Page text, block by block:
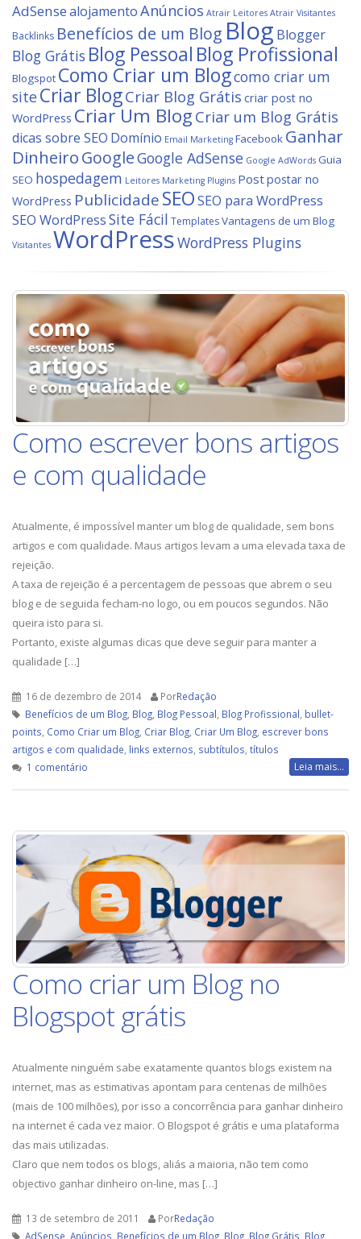
AdSensealojamentoAnúncios Atrair Leitores Atrair Visitantes
Backlinks Benefícios de um Blog Blog Blogger
Blog Grátis Blog Pessoal Blog Profissional
Blogspot Como Criar um Blogcomo criar um
siteCriar BlogCriar Blog Grátis criar post no
WordPress Criar Um Blog Criar um Blog Grátis
dicas sobre SEO Domínio Email Marketing Facebook Ganhar
DinheiroGoogleGoogle AdSense Google AdWords Guia
SEO hospedagem Leitores Marketing Plugins Postpostar no
WordPress PublicidadeSEOSEO para WordPress
SEO WordPressSite Fácil TemplatesVantagens de um Blog
Visitantes WordPressWordPress Plugins
Como escrever bons artigos
e com qualidade
Atualmente, é impossível manter um blog de qualidade, sem bons
artigos e com qualidade. Maus artigos levam a uma elevada taxa de
rejeição.
A taxa de rejeição é a percentagem de pessoas que abrem o seu
blog e de seguida fecham-no logo, ou em poucos segundos. Não
queira isto para si.
Portanto, existe algumas dicas que deve seguir para manter a
qualidade […]
16 de dezembro de 2014 PorRedação
Benefícios de um Blog, Blog, Blog Pessoal, Blog Profissional, bullet-
points, Como Criar um Blog, Criar Blog, Criar Um Blog, escrever bons
artigos e com qualidade, links externos, subtítulos, títulos
1 comentário
artigos
e
com
qualidade
Leia mais...
Como criar um Blog no
Blogspot grátis
Atualmente ninguém sabe exatamente quantos blogs existem na
internet, mas as estimativas apontam para centenas de milhões
(mais de 100 milhões), por isso a concorrência para ganhar dinheiro
na internet é cada vez maior. O Blogspot é grátis e uma plataforma
das mais utilizadas.
Claro que nem todos os blogs, aliás a maioria, não tem como
objectivo ganhar dinheiro on-line, mas […]
13 de setembro de 2011 PorRedação
AdSense Anúncios Benefícios de um Blog Blog Blog Grátis Blog